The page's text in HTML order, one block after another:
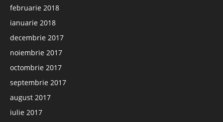
februarie 2018
ianuarie 2018
decembrie 2017
noiembrie 2017
octombrie 2017
septembrie 2017
august 2017
iulie 2017